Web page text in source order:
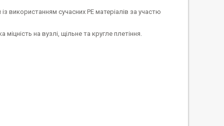
використанням сучасних РЕ матеріалів за участю
на вузлі, щільне та кругле плетіння.